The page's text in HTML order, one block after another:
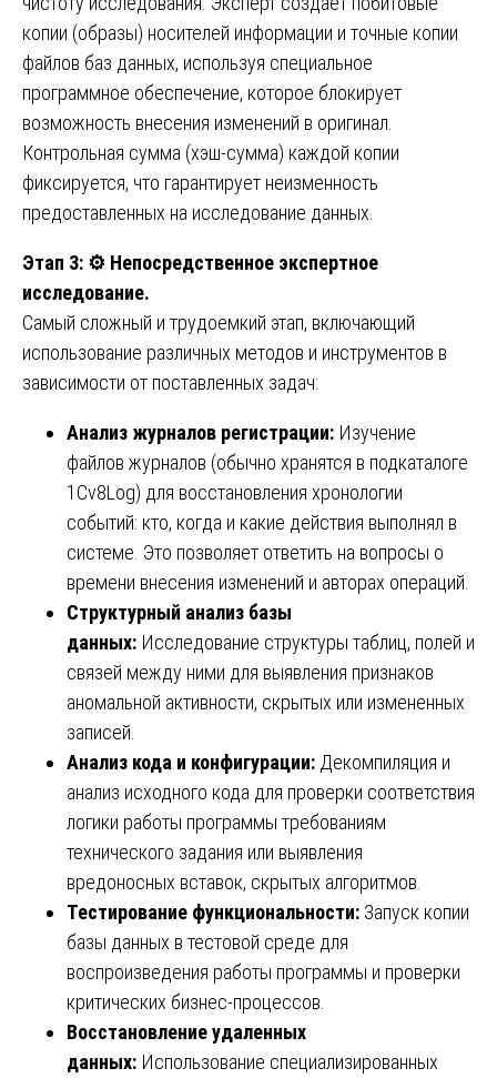
копии (образы) носителей информации и точные копии
файлов баз данных, используя специальное
программное обеспечение, которое блокирует
возможность внесения изменений в оригинал.
Контрольная сумма (хэш-сумма) каждой копии
фиксируется, что гарантирует неизменность
предоставленных на исследование данных.
Этап 3: ⚙️ Непосредственное экспертное
исследование.
Самый сложный и трудоемкий этап, включающий
использование различных методов и инструментов в
зависимости от поставленных задач:
Анализ журналов регистрации: Изучение
файлов журналов (обычно хранятся в подкаталоге
1Cv8Log) для восстановления хронологии
событий: кто, когда и какие действия выполнял в
системе. Это позволяет ответить на вопросы о
времени внесения изменений и авторах операций.
Структурный анализ базы
данных: Исследование структуры таблиц, полей и
связей между ними для выявления признаков
аномальной активности, скрытых или измененных
записей.
Анализ кода и конфигурации: Декомпиляция и
анализ исходного кода для проверки соответствия
логики работы программы требованиям
технического задания или выявления
вредоносных вставок, скрытых алгоритмов.
Тестирование функциональности: Запуск копии
базы данных в тестовой среде для
воспроизведения работы программы и проверки
критических бизнес-процессов.
Восстановление удаленных
данных: Использование специализированных